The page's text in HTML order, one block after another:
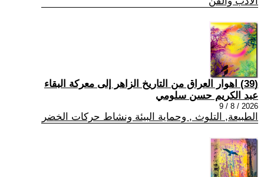
(39) اهوار العراق من التاريخ الزاهر إلى معركة البقاء
عبد الكريم حسن سلومي
2026 / 8 / 9
الطبيعة, التلوث , وحماية البيئة ونشاط حركات الخضر